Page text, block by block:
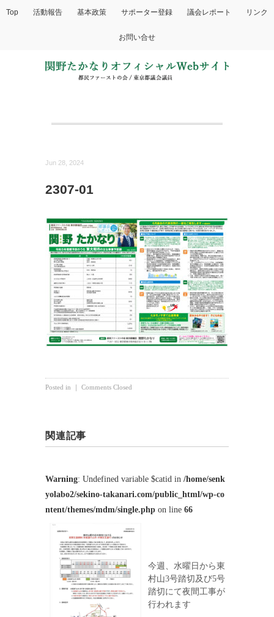
Top 活動報告 基本政策 サポーター登録 議会レポート リンク
お問い合せ
Jun 28, 2024
2307-01
Posted in ｜ Comments Closed
関連記事
Warning: Undefined variable $catid in /home/senk
yolabo2/sekino-takanari.com/public_html/wp-co
ntent/themes/mdm/single.php on line 66
今週、水曜日から東
村山3号踏切及び5号
踏切にて夜間工事が
行われます